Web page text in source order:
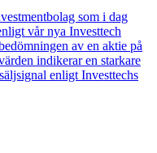
som i dag
vår nya Investtech
av en aktie på
indikerar en starkare
enligt Investtechs